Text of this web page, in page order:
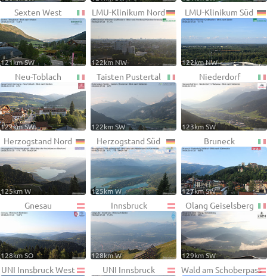
Sexten West
121km SW
LMU-Klinikum Nord
122km NW
LMU-Klinikum Süd
122km NW
Neu-Toblach
122km SW
Taisten Pustertal
122km SW
Niederdorf
123km SW
Herzogstand Nord
125km W
Herzogstand Süd
125km W
Bruneck
127km SW
Gnesau
128km SO
Innsbruck
128km W
Olang Geiselsberg
129km SW
UNI Innsbruck West UNI Innsbruck Wald am Schoberpass